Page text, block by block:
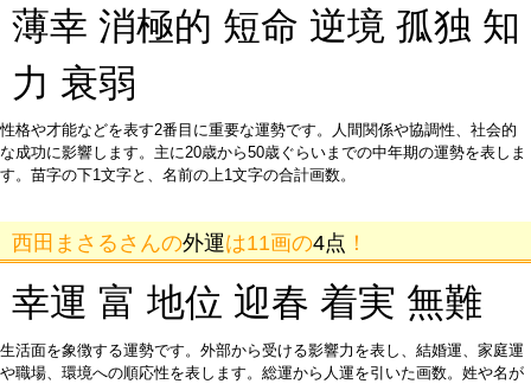
薄幸 消極的 短命 逆境 孤独 知
力 衰弱
性格や才能などを表す2番目に重要な運勢です。人間関係や協調性、社会的
な成功に影響します。主に20歳から50歳ぐらいまでの中年期の運勢を表しま
す。苗字の下1文字と、名前の上1文字の合計画数。
西田まさるさんの外運は11画の4点 ！
幸運 富 地位 迎春 着実 無難
生活面を象徴する運勢です。外部から受ける影響力を表し、結婚運、家庭運
や職場、環境への順応性を表します。総運から人運を引いた画数。姓や名が